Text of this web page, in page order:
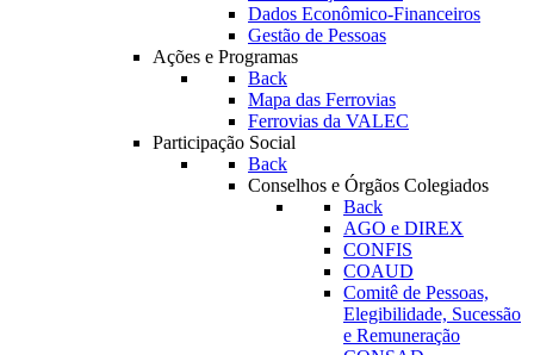
Dados Econômico-Financeiros
Gestão de Pessoas
Ações e Programas
Back
Mapa das Ferrovias
Ferrovias da VALEC
Participação Social
Back
Conselhos e Órgãos Colegiados
Back
AGO e DIREX
CONFIS
COAUD
Comitê de Pessoas,
Elegibilidade, Sucessão
e Remuneração